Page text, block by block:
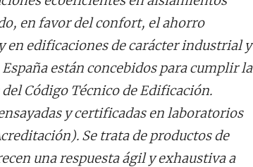
en favor del confort, el ahorro
en edificaciones de carácter industrial y
están concebidos para cumplir la
Código Técnico de Edificación.
y certificadas en laboratorios
Se trata de productos de
una respuesta ágil y exhaustiva a